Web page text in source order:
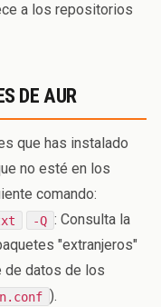
a los repositorios
DE AUR
que has instalado
no esté en los
comando:
-Q : Consulta la
"extranjeros"
de datos de los
).